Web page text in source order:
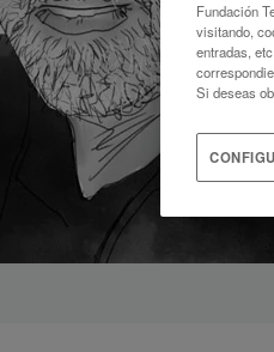
Fundación
visitando,
entradas,
Si deseas